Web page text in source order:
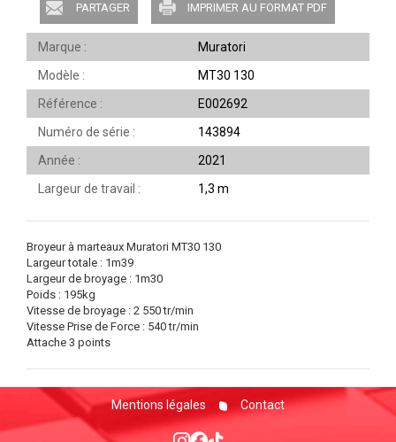
PARTAGER IMPRIMER AU FORMAT PDF
Marque
Muratori
Modèle
MT30 130
Référence
E002692
Numéro de série
143894
Année
2021
Largeur de travail
1,3 m
Broyeur à marteaux Muratori MT30 130
Largeur totale : 1m39
Largeur de broyage : 1m30
Poids : 195kg
Vitesse de broyage : 2 550 tr/min
Vitesse Prise de Force : 540 tr/min
Attache 3 points
Mentions légales Contact